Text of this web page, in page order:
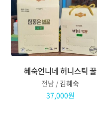
혜숙언니네 허니스틱 꿀
전남 / 김혜숙
37,000원